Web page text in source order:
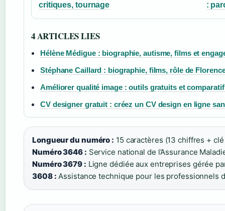
critiques, tournage
:
4 ARTICLES LIES
Hélène Médigue : biographie, autisme, films et
Stéphane Caillard : biographie, films, rôle de
Améliorer qualité image : outils gratuits et comparatif
CV designer gratuit : créez un CV design en ligne
Longueur du numéro : 15 caractères (13 chiffres +
Numéro 3646 : Service national de l’Assurance
Numéro 3679 : Ligne dédiée aux entreprises gérée
3608 : Assistance technique pour les professionnels